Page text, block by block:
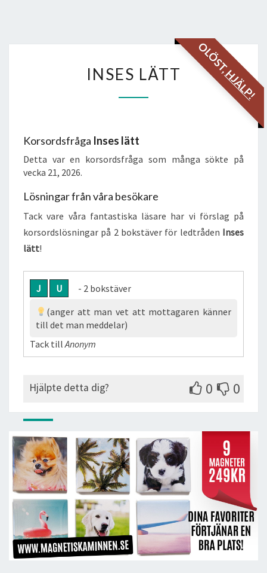
OLÖST,
HJÄLP!
LÄTT
INSES LÄTT
Korsordsfråga Inses lätt
Detta var en korsordsfråga som många sökte på
vecka 21, 2026.
Lösningar från våra besökare
Tack vare våra fantastiska läsare har vi förslag på
korsordslösningar på 2 bokstäver för ledtråden Inses
lätt!
J U
- 2 bokstäver
(anger att man vet att mottagaren känner
till det man meddelar)
Tack tillAnonym
Hjälpte detta dig? 0 0